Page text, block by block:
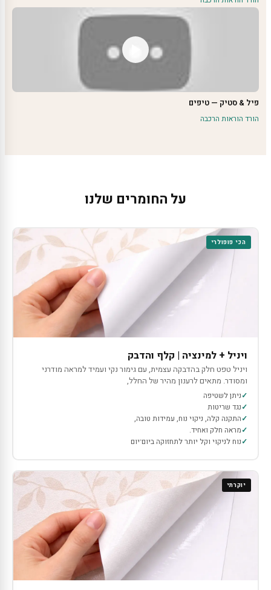
פיל & סטיק — טיפים
הורד הוראות הרכבה
על החומרים שלנו
הכי פופולרי
ויניל + למינציה | קלף והדבק
ויניל טפט חלק בהדבקה עצמית, עם גימור נקי ועמיד למראה מודרני
ומסודר. מתאים לרענון מהיר של החלל,
ניתן לשטיפה
נגד שריטות
התקנה קלה, ניקוי נוח, עמידות טובה,
מראה חלק ואחיד.
נוח לניקוי וקל יותר לתחזוקה ביום־יום
יוקרתי